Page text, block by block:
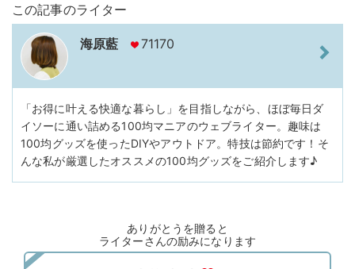
この記事のライター
海原藍 71170
「お得に叶える快適な暮らし」を目指しながら、ほぼ毎日ダ
イソーに通い詰める100均マニアのウェブライター。趣味は
100均グッズを使ったDIYやアウトドア。特技は節約です！そ
んな私が厳選したオススメの100均グッズをご紹介します♪
ありがとうを贈ると
ライターさんの励みになります